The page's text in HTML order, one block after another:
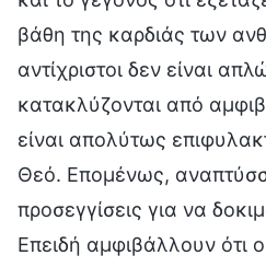
βάθη της καρδιάς των
αντίχριστοι δεν είναι
κατακλύζονται από
είναι απολύτως
Θεό. Επομένως,
προσεγγίσεις για να
Επειδή αμφιβάλλουν ότι